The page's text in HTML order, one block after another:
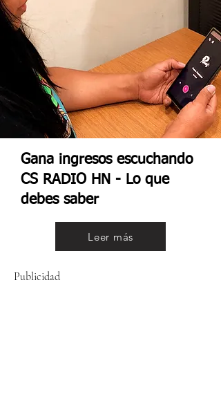
Gana ingresos escuchando
CS RADIO HN - Lo que
debes saber
Leer más
Publicidad